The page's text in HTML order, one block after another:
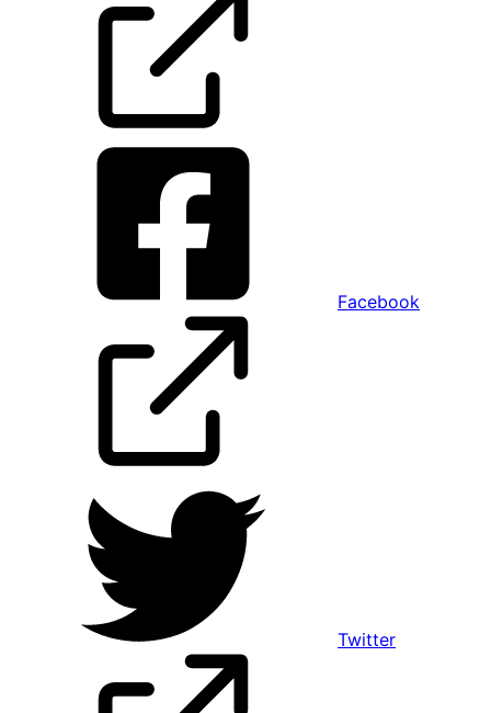
Facebook
Twitter